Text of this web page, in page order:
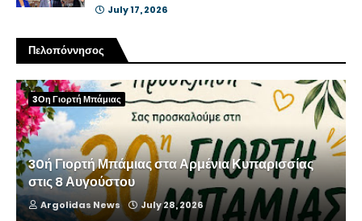
July 17, 2026
Πελοπόννησος
3Οη Γιορτή Μπάμιας
30ή Γιορτή Μπάμιας στα Αρμένια Κυπαρισσίας
στις 8 Αυγούστου
Argolidas News July 28, 2026